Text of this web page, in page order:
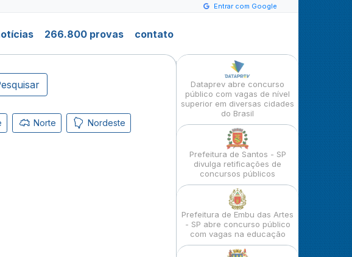
Entrar com Google
266.800 provas contato
Norte Nordeste
Dataprev abre concurso
público com vagas de nível
superior em diversas cidades
do Brasil
Prefeitura de Santos - SP
divulga retificações de
concursos públicos
Prefeitura de Embu das Artes
- SP abre concurso público
com vagas na educação